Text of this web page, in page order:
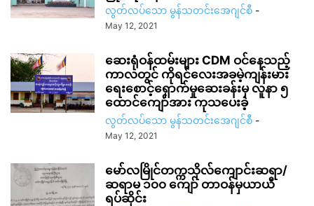
လွတ်လပ်သော မွန်သတင်းအေဂျင်စီ -
May 12, 2021
ဆေးရုံဝန်ထမ်းများ CDM ဝင်နေသည့်
ကာလတွင် ကိုရင်လေးအခမဲ့ကျန်းမား
ရေးစောင့်ရှောက်မှုဆေးခန်းမှ လူနာ ၅
ထောင်ကျော်အား ကုသပေးခဲ့
လွတ်လပ်သော မွန်သတင်းအေဂျင်စီ -
May 12, 2021
မော်လမြိုင်တက္ကသိုလ်ကျောင်းဆရာ/
ဆရာမ ၁၀၀ ကျော် တာဝန်မှယာယီ
ရပ်ဆိုင်း